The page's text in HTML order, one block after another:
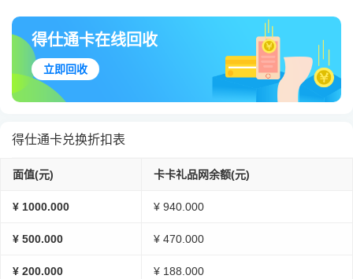
得仕通卡在线回收
立即回收
得仕通卡兑换折扣表
面值(元) 卡卡礼品网余额(元)
¥ 1000.000 ¥ 940.000
¥ 500.000 ¥ 470.000
¥ 200.000 ¥ 188.000